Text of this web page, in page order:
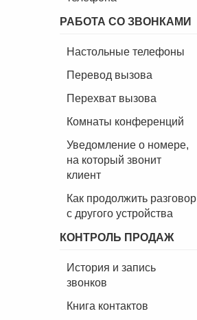
РАБОТА СО ЗВОНКАМИ
Настольные телефоны
Перевод вызова
Перехват вызова
Комнаты конференций
Уведомление о номере,
на который звонит
клиент
Как продолжить разговор
с другого устройства
КОНТРОЛЬ ПРОДАЖ
История и запись
звонков
Книга контактов